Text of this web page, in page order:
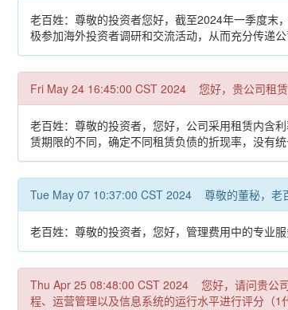
老百姓：尊敬的投资者您好，截至2024年一季度末
极参加海外投资者调研和交流活动，从而充分传递
Fri May 24 16:45:00 CST 2024 您好，贵公司租赁
老百姓：尊敬的投资者，您好，公司采用租赁内含
赁期限的不同，确定不同租赁负债的折现率，没有统
Tue May 07 10:37:00 CST 2024 尊敬的董秘，老
老百姓：尊敬的投资者，您好，管理费用中的专业
Thu Apr 25 08:48:00 CST 2024 您好，请问贵公
程、运营管理以及信息系统的运行水平进行评分（